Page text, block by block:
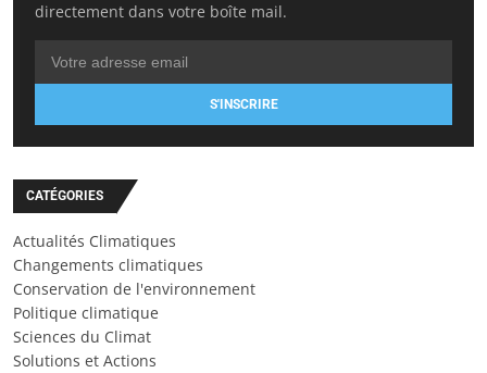
directement dans votre boîte mail.
S'INSCRIRE
CATÉGORIES
Actualités Climatiques
Changements climatiques
Conservation de l'environnement
Politique climatique
Sciences du Climat
Solutions et Actions